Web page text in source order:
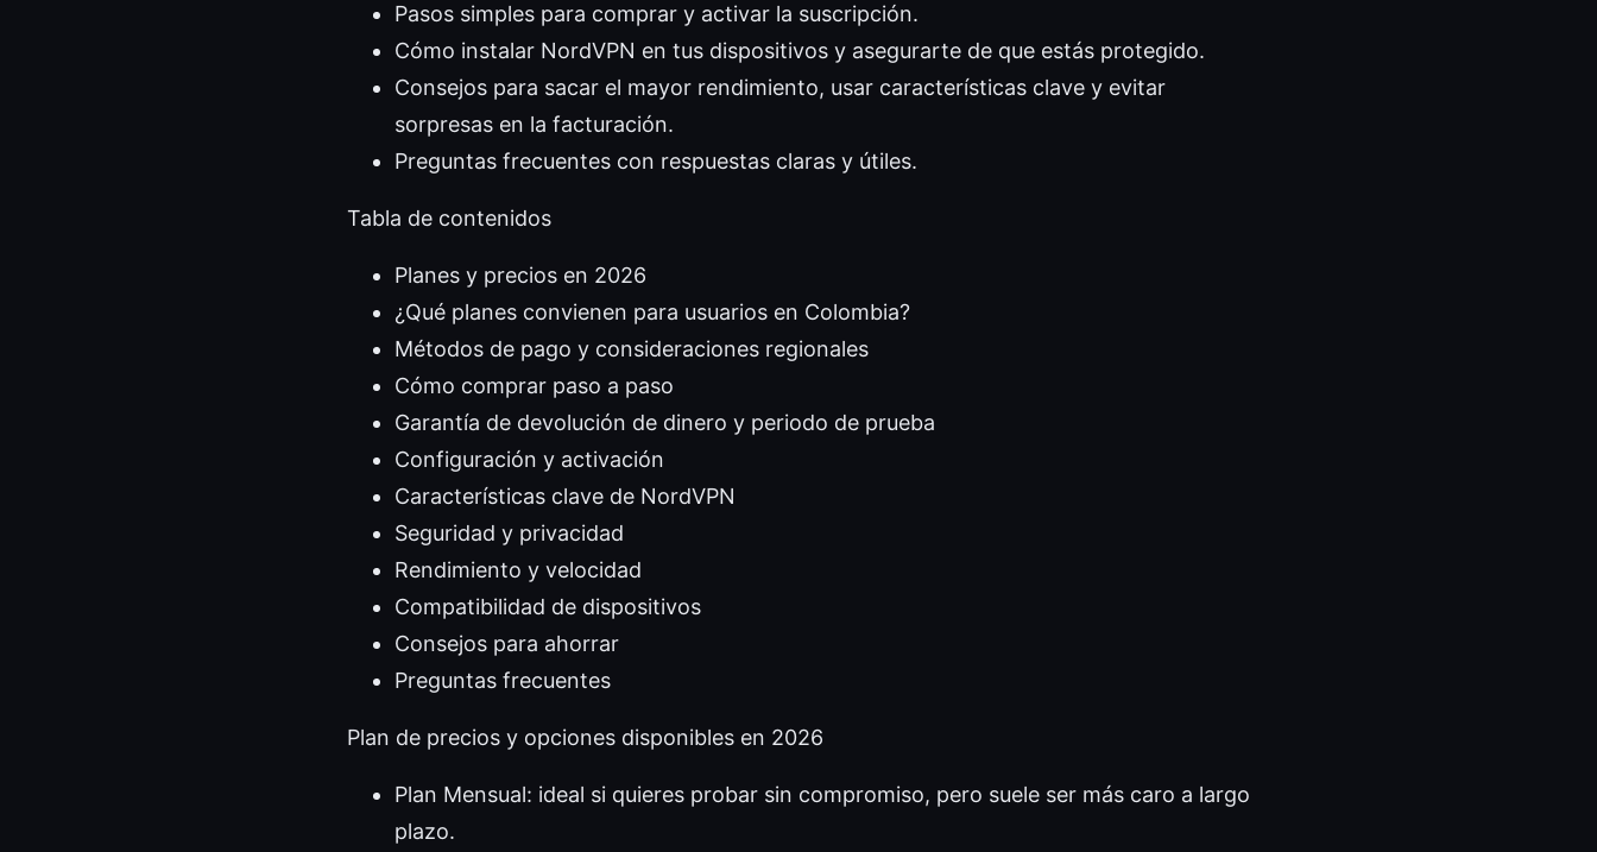
Pasos simples para comprar y activar la suscripción.
Cómo instalar NordVPN en tus dispositivos y asegurarte de que estás protegido.
Consejos para sacar el mayor rendimiento, usar características clave y evitar
sorpresas en la facturación.
Preguntas frecuentes con respuestas claras y útiles.
Tabla de contenidos
Planes y precios en 2026
¿Qué planes convienen para usuarios en Colombia?
Métodos de pago y consideraciones regionales
Cómo comprar paso a paso
Garantía de devolución de dinero y periodo de prueba
Configuración y activación
Características clave de NordVPN
Seguridad y privacidad
Rendimiento y velocidad
Compatibilidad de dispositivos
Consejos para ahorrar
Preguntas frecuentes
Plan de precios y opciones disponibles en 2026
Plan Mensual: ideal si quieres probar sin compromiso, pero suele ser más caro a largo
plazo.